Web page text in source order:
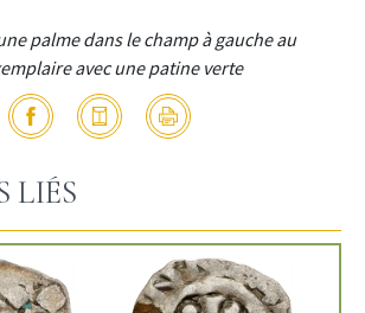
palme dans le champ à gauche au
avec une patine verte
LIÉS